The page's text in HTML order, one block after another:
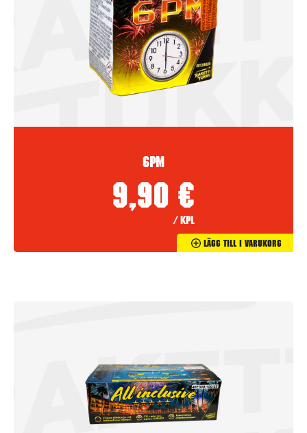
6PM
9,90 €
/ kpl
Lägg Till I Varukorg